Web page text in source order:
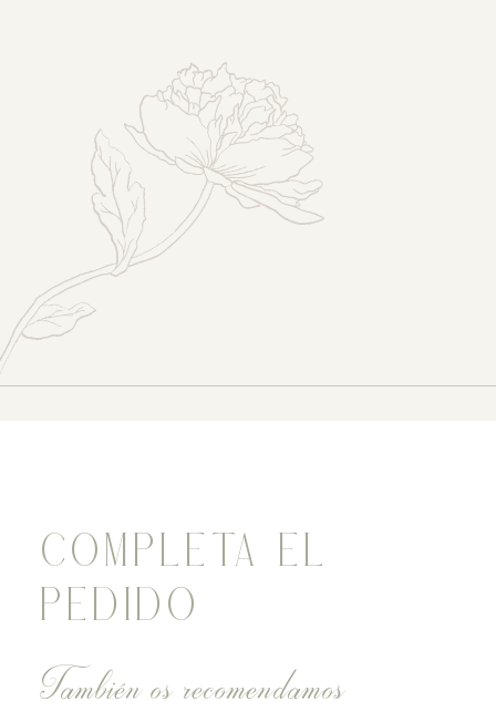
COMPLETA EL
PEDIDO
También os recomendamos